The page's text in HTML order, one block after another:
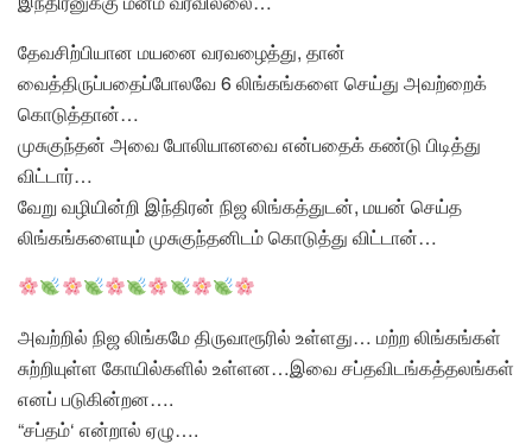
தேவசிற்பியான மயனை வரவழைத்து, தான்
வைத்திருப்பதைப்போலவே 6 லிங்கங்களை செய்து அவற்றைக்
கொடுத்தான்…
முசுகுந்தன் அவை போலியானவை என்பதைக் கண்டு பிடித்து
விட்டார்…
வேறு வழியின்றி இந்திரன் நிஜ லிங்கத்துடன், மயன் செய்த
லிங்கங்களையும் முசுகுந்தனிடம் கொடுத்து விட்டான்…
அவற்றில் நிஜ லிங்கமே திருவாரூரில் உள்ளது… மற்ற லிங்கங்கள்
சுற்றியுள்ள கோயில்களில் உள்ளன…இவை சப்தவிடங்கத்தலங்கள்
எனப் படுகின்றன….
“சப்தம்‘ என்றால் ஏழு….